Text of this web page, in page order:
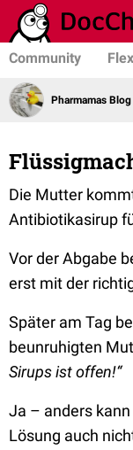
Community
Pharmamas
Die Mutter
Antibiotikasirup
Vor der Abgabe
erst mit der
Später am Tag
beunruhigten
Sirups ist offen!“
Ja – anders
Lösung auch